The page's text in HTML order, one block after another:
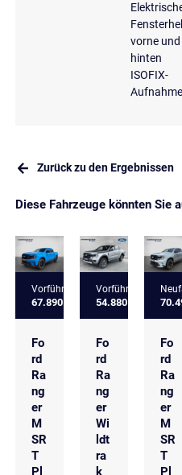
vorne und
hinten
ISOFIX-
Zurück zu den Ergebnissen
Diese Fahrzeuge könnten Sie
Vorführfahrzeug
67.890 €
Fo
rd
Ra
ng
er
M
SR
T
Pl
Vorführfahrzeug
54.880 €
Fo
rd
Ra
ng
er
Wi
ldt
ra
k
Fo
rd
Ra
ng
er
M
SR
T
Pl